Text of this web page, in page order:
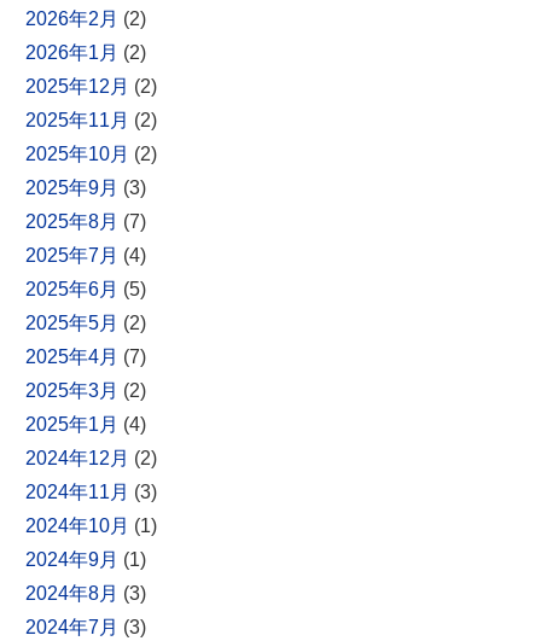
2026年2月 (2)
2026年1月 (2)
2025年12月 (2)
2025年11月 (2)
2025年10月 (2)
2025年9月 (3)
2025年8月 (7)
2025年7月 (4)
2025年6月 (5)
2025年5月 (2)
2025年4月 (7)
2025年3月 (2)
2025年1月 (4)
2024年12月 (2)
2024年11月 (3)
2024年10月 (1)
2024年9月 (1)
2024年8月 (3)
2024年7月 (3)